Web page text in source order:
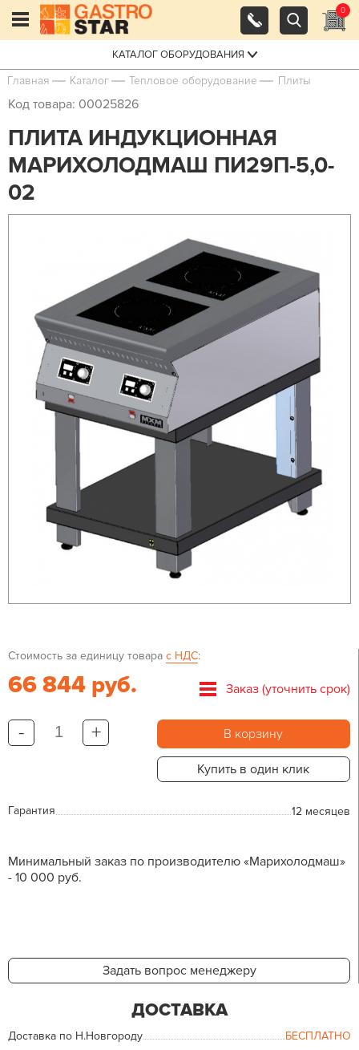
0
КАТАЛОГ ОБОРУДОВАНИЯ
Главная Каталог Тепловое оборудование Плиты
Код товара: 00025826
ПЛИТА ИНДУКЦИОННАЯ
МАРИХОЛОДМАШ ПИ29П-5,0-
02
Стоимость за единицу товара с НДС:
66 844 руб. Заказ (уточнить срок)
- + В корзину
Купить в один клик
Гарантия 12 месяцев
Минимальный заказ по производителю «Марихолодмаш»
- 10 000 руб.
Задать вопрос менеджеру
ДОСТАВКА
Доставка по Н.Новгороду
БЕСПЛАТНО